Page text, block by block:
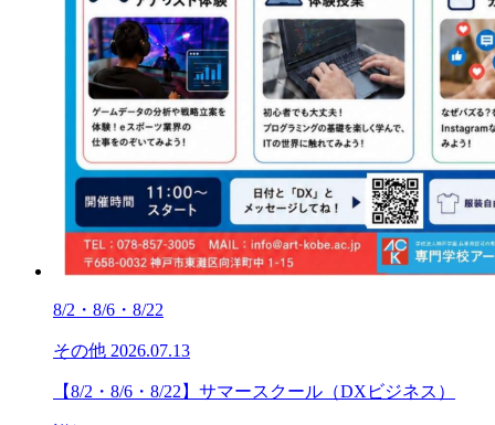
8/2・8/6・8/22
その他 2026.07.13
【8/2・8/6・8/22】サマースクール（DXビジネス）